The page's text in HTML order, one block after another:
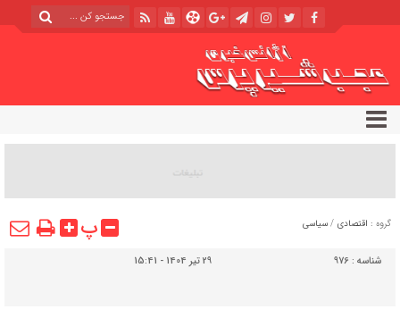
گروه : اقتصادی / سیاسی پ
شناسه : 976 29 تیر 1404 - 15:41